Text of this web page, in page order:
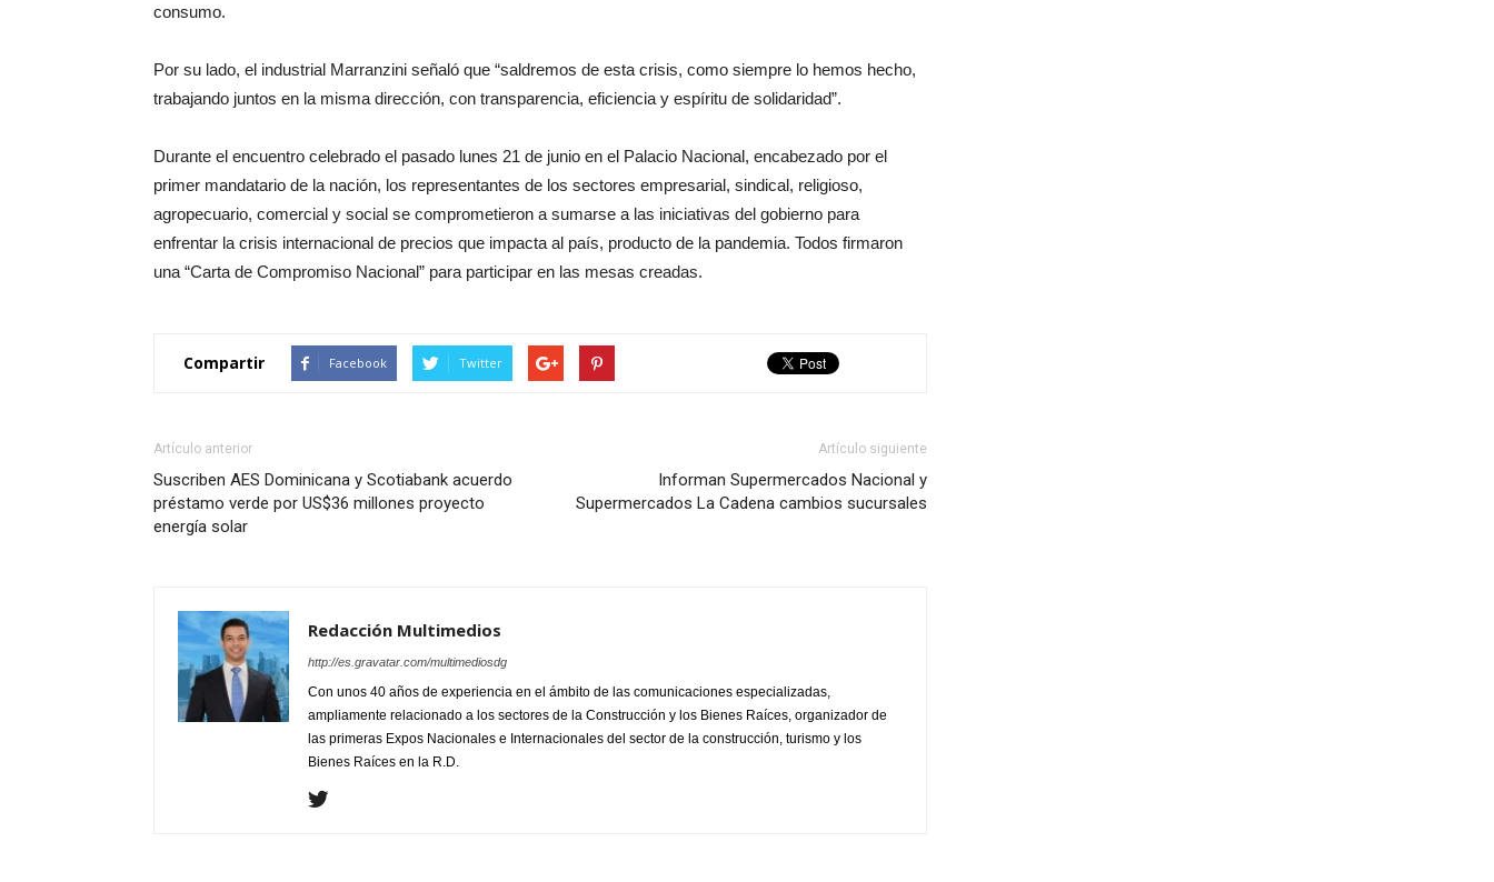
consumo.
Por su lado, el industrial Marranzini señaló que “saldremos de esta crisis, como siempre lo hemos hecho,
trabajando juntos en la misma dirección, con transparencia, eficiencia y espíritu de solidaridad”.
Durante el encuentro celebrado el pasado lunes 21 de junio en el Palacio Nacional, encabezado por el
primer mandatario de la nación, los representantes de los sectores empresarial, sindical, religioso,
agropecuario, comercial y social se comprometieron a sumarse a las iniciativas del gobierno para
enfrentar la crisis internacional de precios que impacta al país, producto de la pandemia. Todos firmaron
una “Carta de Compromiso Nacional” para participar en las mesas creadas.
Compartir Facebook Twitter
Artículo anterior
Suscriben AES Dominicana y Scotiabank acuerdo
préstamo verde por US$36 millones proyecto
energía solar
Artículo siguiente
Informan Supermercados Nacional y
Supermercados La Cadena cambios sucursales
Redacción Multimedios
http://es.gravatar.com/multimediosdg
Con unos 40 años de experiencia en el ámbito de las comunicaciones especializadas,
ampliamente relacionado a los sectores de la Construcción y los Bienes Raíces, organizador de
las primeras Expos Nacionales e Internacionales del sector de la construcción, turismo y los
Bienes Raíces en la R.D.